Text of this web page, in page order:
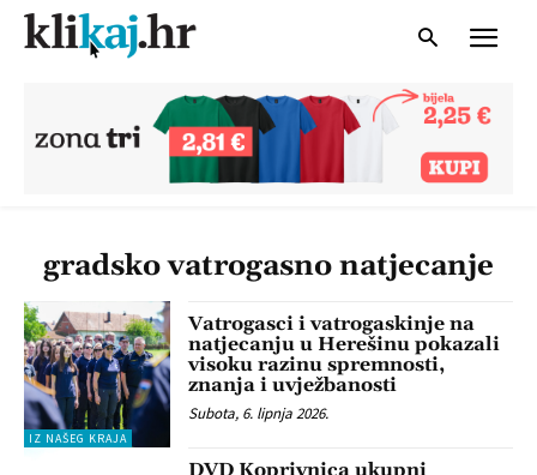
gradsko vatrogasno natjecanje
IZ NAŠEG KRAJA
Vatrogasci i vatrogaskinje na
natjecanju u Herešinu pokazali
visoku razinu spremnosti,
znanja i uvježbanosti
Subota, 6. lipnja 2026.